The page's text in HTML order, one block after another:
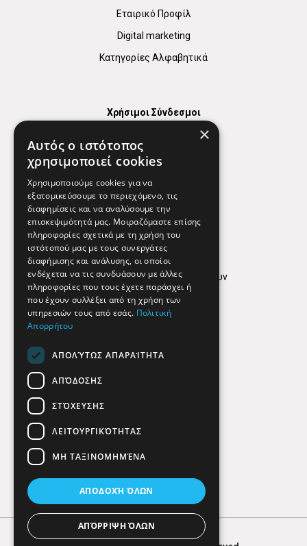
Εταιρικό Προφίλ
Digital marketing
Κατηγορίες Αλφαβητικά
Χρήσιμοι Σύνδεσμοι
Χρήσιμα Τηλέφωνα
Εφημερεύοντα Φαρμακεία
Απόρρητο
Όροι Χρήσης
Πολιτική προστασίας δεδομένων
Findhere
Social Media
×
Αυτός ο ιστότοπος
χρησιμοποιεί cookies
Χρησιμοποιούμε cookies για να
εξατομικεύσουμε το περιεχόμενο, τις
διαφημίσεις και να αναλύσουμε την
επισκεψιμότητά μας. Μοιραζόμαστε επίσης
πληροφορίες σχετικά με τη χρήση του
ιστότοπού μας με τους συνεργάτες
διαφήμισης και ανάλυσης, οι οποίοι
ενδέχεται να τις συνδυάσουν με άλλες
πληροφορίες που τους έχετε παράσχει ή
που έχουν συλλέξει από τη χρήση των
υπηρεσιών τους από εσάς. Πολιτική
Απορρήτου
ΑΠΟΛΎΤΩΣ ΑΠΑΡΑΊΤΗΤΑ
ΑΠΌΔΟΣΗΣ
ΣΤΌΧΕΥΣΗΣ
ΛΕΙΤΟΥΡΓΙΚΌΤΗΤΑΣ
ΜΗ ΤΑΞΙΝΟΜΗΜΈΝΑ
ΑΠΟΔΟΧΉ ΌΛΩΝ
ΑΠΌΡΡΙΨΗ ΌΛΩΝ